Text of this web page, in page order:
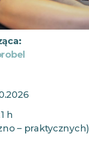
h
– praktycznych)